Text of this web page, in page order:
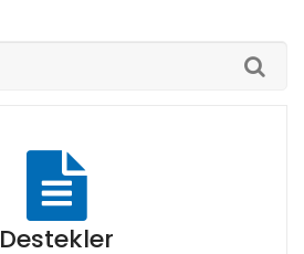
Destekler